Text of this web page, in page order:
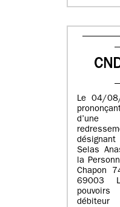
Le 04/
d’une
désignant
Selas
la
Chapon
69003